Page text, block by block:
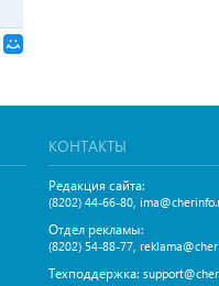
КОНТАКТЫ
Редакция сайта:
(8202) 44-66-80,
Отдел рекламы:
(8202) 54-88-77,
Техподдержка: